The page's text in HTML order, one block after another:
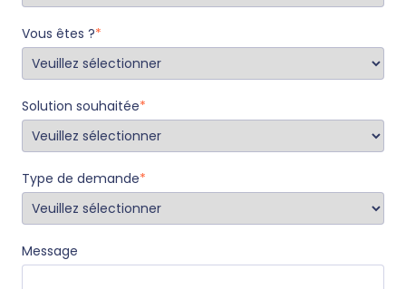
Vous êtes ?*
Solution souhaitée*
Type de demande*
Message